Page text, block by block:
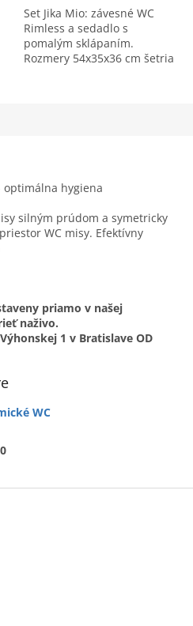
Set Jika Mio: závesné WC
Rimless a sedadlo s
pomalým sklápaním.
Rozmery 54x35x36 cm šetria
hygiena
silným prúdom a symetricky
WC misy. Efektívny
priamo v našej
naživo.
1 v Bratislave OD
WC